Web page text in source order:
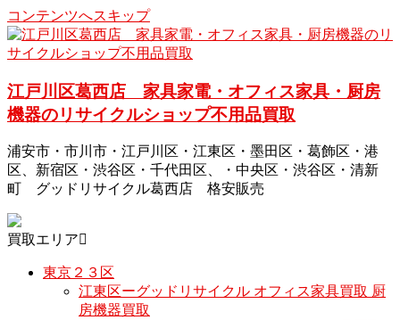
コンテンツへスキップ
江戸川区葛西店 家具家電・オフィス家具・厨房
機器のリサイクルショップ不用品買取
浦安市・市川市・江戸川区・江東区・墨田区・葛飾区・港
区、新宿区・渋谷区・千代田区、・中央区・渋谷区・清新
町 グッドリサイクル葛西店 格安販売
買取エリア
東京２３区
江東区ーグッドリサイクル オフィス家具買取 厨
房機器買取